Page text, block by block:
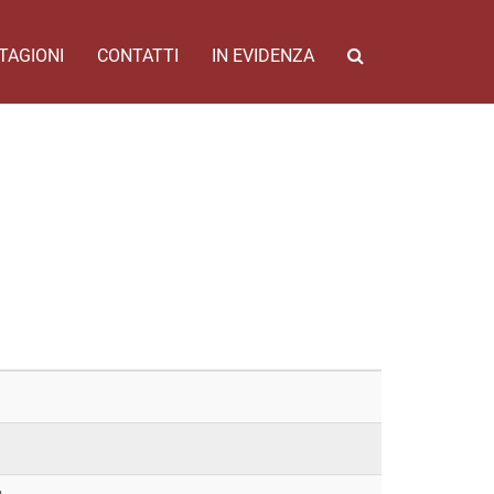
CONTATTI IN EVIDENZA